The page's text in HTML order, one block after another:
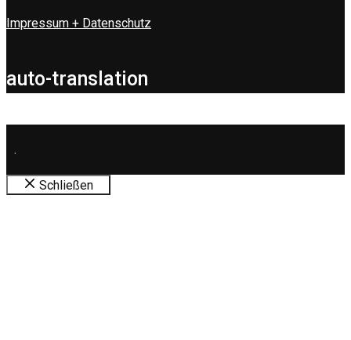
Impressum + Datenschutz
auto-translation
.
Schließen